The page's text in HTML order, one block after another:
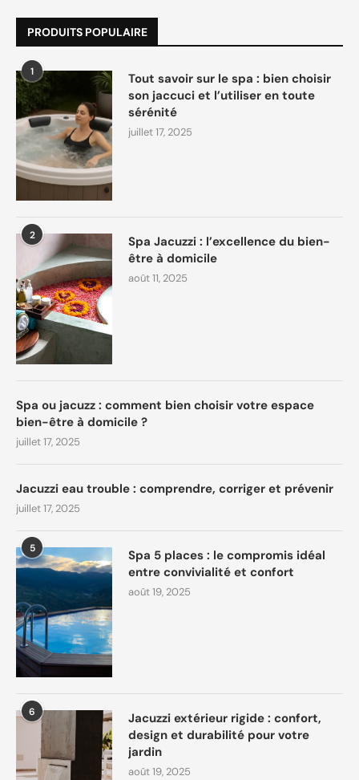
PRODUITS POPULAIRE
1
Tout savoir sur le spa : bien choisir
son jaccuci et l’utiliser en toute
sérénité
juillet 17, 2025
2
Spa Jacuzzi : l’excellence du bien-
être à domicile
août 11, 2025
Spa ou jacuzz : comment bien choisir votre espace
bien-être à domicile ?
juillet 17, 2025
Jacuzzi eau trouble : comprendre, corriger et prévenir
juillet 17, 2025
5
Spa 5 places : le compromis idéal
entre convivialité et confort
août 19, 2025
6
Jacuzzi extérieur rigide : confort,
design et durabilité pour votre
jardin
août 19, 2025